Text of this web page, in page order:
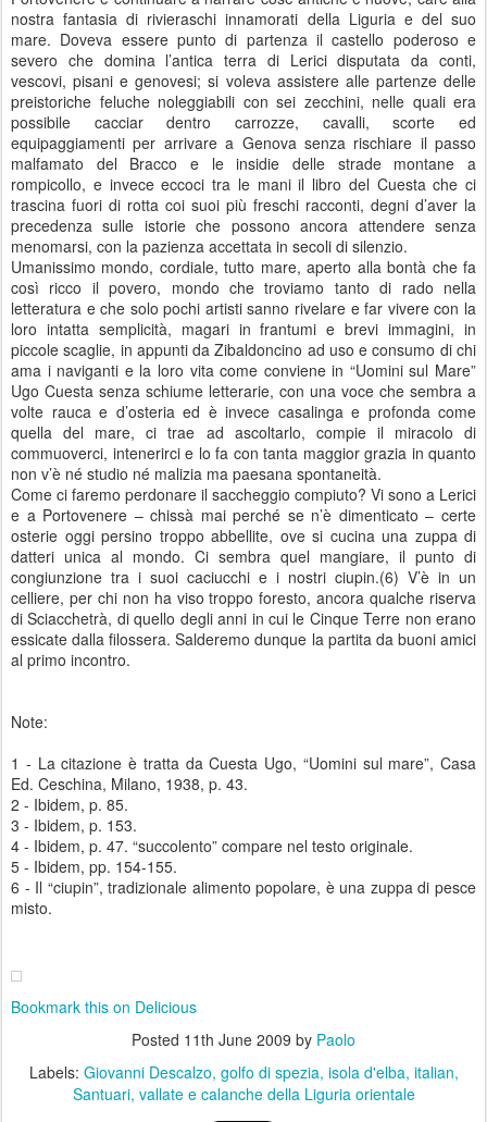
nostra fantasia di rivieraschi innamorati della Liguria e del suo
mare. Doveva essere punto di partenza il castello poderoso e
severo che domina l’antica terra di Lerici disputata da conti,
vescovi, pisani e genovesi; si voleva assistere alle partenze delle
preistoriche feluche noleggiabili con sei zecchini, nelle quali era
possibile cacciar dentro carrozze, cavalli, scorte ed
equipaggiamenti per arrivare a Genova senza rischiare il passo
malfamato del Bracco e le insidie delle strade montane a
rompicollo, e invece eccoci tra le mani il libro del Cuesta che ci
trascina fuori di rotta coi suoi più freschi racconti, degni d’aver la
precedenza sulle istorie che possono ancora attendere senza
menomarsi, con la pazienza accettata in secoli di silenzio.
Umanissimo mondo, cordiale, tutto mare, aperto alla bontà che fa
così ricco il povero, mondo che troviamo tanto di rado nella
letteratura e che solo pochi artisti sanno rivelare e far vivere con la
loro intatta semplicità, magari in frantumi e brevi immagini, in
piccole scaglie, in appunti da Zibaldoncino ad uso e consumo di chi
ama i naviganti e la loro vita come conviene in “Uomini sul Mare”
Ugo Cuesta senza schiume letterarie, con una voce che sembra a
volte rauca e d’osteria ed è invece casalinga e profonda come
quella del mare, ci trae ad ascoltarlo, compie il miracolo di
commuoverci, intenerirci e lo fa con tanta maggior grazia in quanto
non v’è né studio né malizia ma paesana spontaneità.
Come ci faremo perdonare il saccheggio compiuto? Vi sono a Lerici
e a Portovenere – chissà mai perché se n’è dimenticato – certe
osterie oggi persino troppo abbellite, ove si cucina una zuppa di
datteri unica al mondo. Ci sembra quel mangiare, il punto di
congiunzione tra i suoi caciucchi e i nostri ciupin.(6) V’è in un
celliere, per chi non ha viso troppo foresto, ancora qualche riserva
di Sciacchetrà, di quello degli anni in cui le Cinque Terre non erano
essicate dalla filossera. Salderemo dunque la partita da buoni amici
al primo incontro.
Note:
1 - La citazione è tratta da Cuesta Ugo, “Uomini sul mare”, Casa
Ed. Ceschina, Milano, 1938, p. 43.
2 - Ibidem, p. 85.
3 - Ibidem, p. 153.
4 - Ibidem, p. 47. “succolento” compare nel testo originale.
5 - Ibidem, pp. 154-155.
6 - Il “ciupin”, tradizionale alimento popolare, è una zuppa di pesce
misto.
Bookmark this on Delicious
Posted 11th June 2009 by Paolo
Labels: Giovanni Descalzo golfo di spezia isola d'elba italian
Santuari vallate e calanche della Liguria orientale